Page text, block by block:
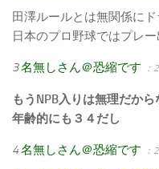
田澤ルールとは無関係に
日本のプロ野球ではプレ
3名無しさん＠恐縮です ：
もうNPB入りは無理だから
年齢的にも３４だし
4名無しさん＠恐縮です ：